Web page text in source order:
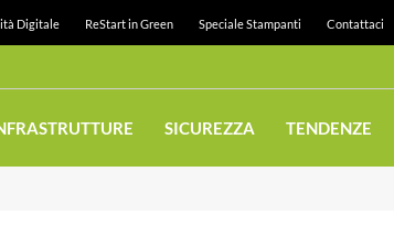
Digitale ReStart in Green Speciale Stampanti Contattaci
SICUREZZA TENDENZE